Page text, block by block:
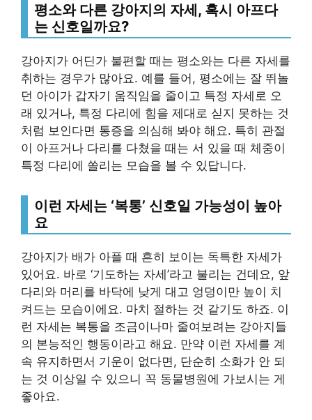
평소와 다른 강아지의 자세, 혹시 아프다
는 신호일까요?
강아지가 어딘가 불편할 때는 평소와는 다른 자세를
취하는 경우가 많아요. 예를 들어, 평소에는 잘 뛰놀
던 아이가 갑자기 움직임을 줄이고 특정 자세로 오
래 있거나, 특정 다리에 힘을 제대로 싣지 못하는 것
처럼 보인다면 통증을 의심해 봐야 해요. 특히 관절
이 아프거나 다리를 다쳤을 때는 서 있을 때 체중이
특정 다리에 쏠리는 모습을 볼 수 있답니다.
이런 자세는 ‘복통’ 신호일 가능성이 높아
요
강아지가 배가 아플 때 흔히 보이는 독특한 자세가
있어요. 바로 ‘기도하는 자세’라고 불리는 건데요, 앞
다리와 머리를 바닥에 낮게 대고 엉덩이만 높이 치
켜드는 모습이에요. 마치 절하는 것 같기도 하죠. 이
런 자세는 복통을 조금이나마 줄여보려는 강아지들
의 본능적인 행동이라고 해요. 만약 이런 자세를 계
속 유지하면서 기운이 없다면, 단순히 소화가 안 되
는 것 이상일 수 있으니 꼭 동물병원에 가보시는 게
좋아요.